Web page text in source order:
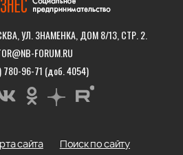
УЛ. ЗНАМЕНКА, ДОМ 8/13, СТР. 2.
FORUM.RU
780-96-71 (доб. 4054)
сайта
Поиск по сайту